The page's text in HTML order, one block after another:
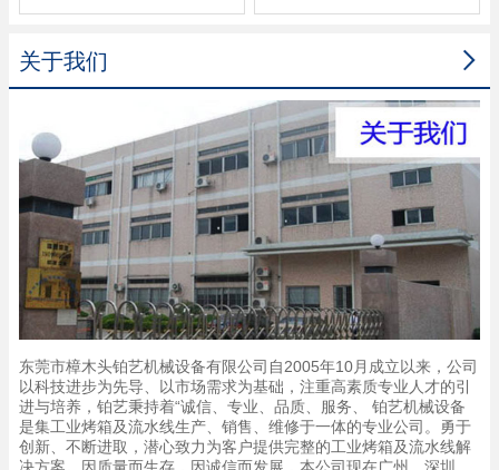

关于我们
东莞市樟木头铂艺机械设备有限公司自2005年10月成立以来，公司
以科技进步为先导、以市场需求为基础，注重高素质专业人才的引
进与培养，铂艺秉持着“诚信、专业、品质、服务、 铂艺机械设备
是集工业烤箱及流水线生产、销售、维修于一体的专业公司。勇于
创新、不断进取，潜心致力为客户提供完整的工业烤箱及流水线解